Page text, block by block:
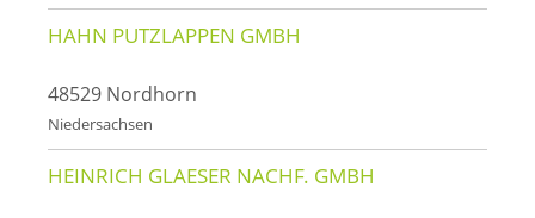
HAHN PUTZLAPPEN GMBH
48529 Nordhorn
Niedersachsen
HEINRICH GLAESER NACHF. GMBH